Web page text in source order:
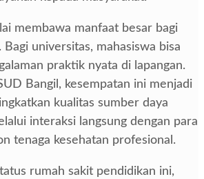
membawa manfaat besar bagi
Bagi universitas, mahasiswa bisa
praktik nyata di lapangan.
Bangil, kesempatan ini menjadi
kualitas sumber daya
interaksi langsung dengan para
tenaga kesehatan profesional.
rumah sakit pendidikan ini,